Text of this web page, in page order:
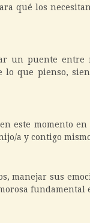
qué los
un puente entre
que pienso,
este momento
a y contigo
sus